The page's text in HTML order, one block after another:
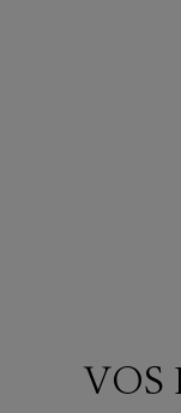
VOS